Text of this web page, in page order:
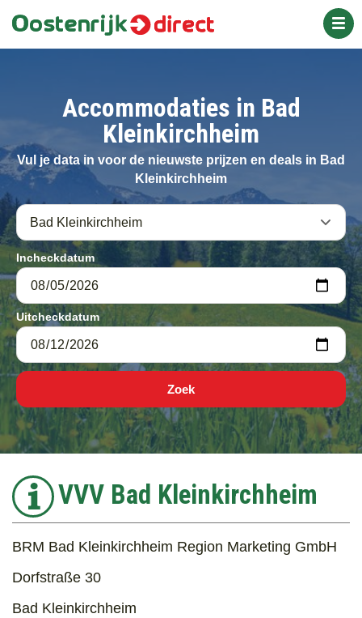
en
Accommodaties in Bad
Kleinkirchheim
Vul je data in voor de nieuwste prijzen en deals in Bad
Kleinkirchheim
Incheckdatum
Uitcheckdatum
Zoek
VVV Bad Kleinkirchheim
BRM Bad Kleinkirchheim Region Marketing GmbH
Dorfstraße 30
Bad Kleinkirchheim
Chalets
Hotels
Inclusief skipas
Wintersport
Zomervakantie
All inclusive
Vakantieparken